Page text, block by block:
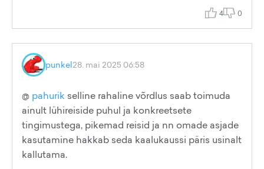
4 0
punkel28. mai 2025 06:58
@ pahurik selline rahaline võrdlus saab toimuda
ainult lühireiside puhul ja konkreetsete
tingimustega, pikemad reisid ja nn omade asjade
kasutamine hakkab seda kaalukaussi päris usinalt
kallutama.